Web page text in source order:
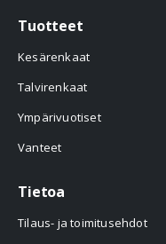
Tuotteet
Kesärenkaat
Talvirenkaat
Ympärivuotiset
Vanteet
Tietoa
Tilaus- ja toimitusehdot